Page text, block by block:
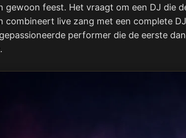
gewoon feest. Het vraagt om een DJ die
combineert live zang met een complete
performer die de eerste